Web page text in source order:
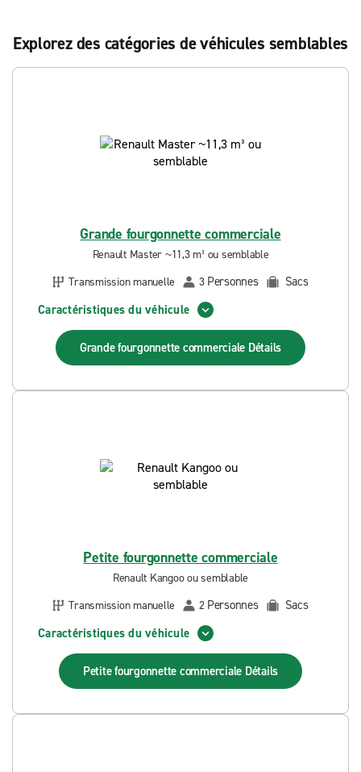
Explorez des catégories de véhicules semblables
Grande fourgonnette commerciale
Renault Master ~11,3 m³ ou semblable
Transmission manuelle
3 Personnes
Sacs
Caractéristiques du véhicule
Grande fourgonnette commerciale Détails
Petite fourgonnette commerciale
Renault Kangoo ou semblable
Transmission manuelle
2 Personnes
Sacs
Caractéristiques du véhicule
Petite fourgonnette commerciale Détails